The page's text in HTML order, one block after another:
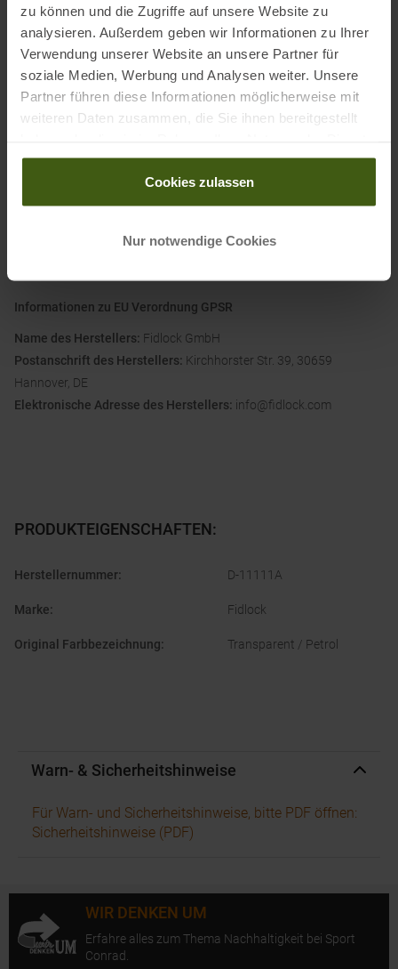
zu können und die Zugriffe auf unsere Website zu
analysieren. Außerdem geben wir Informationen zu Ihrer
Verwendung unserer Website an unsere Partner für
soziale Medien, Werbung und Analysen weiter. Unsere
Partner führen diese Informationen möglicherweise mit
weiteren Daten zusammen, die Sie ihnen bereitgestellt
gesammelt haben.
Cookies zulassen
Nur notwendige Cookies
und staubdichte Tasche voll und ganz verlassen.
Details:
• Magnetisch selbstschließender Verschluss
• 100 % wasser- und sanddicht
Maße Tasche innen: 110 × 180 mm
Informationen zu EU Verordnung GPSR
Name des Herstellers: Fidlock GmbH
Postanschrift des Herstellers: Kirchhorster Str. 39, 30659
Hannover, DE
Elektronische Adresse des Herstellers: info@fidlock.com
PRODUKTEIGENSCHAFTEN:
Herstellernummer: D-11111A
Marke: Fidlock
Original Farbbezeichnung: Transparent / Petrol
Warn- & Sicherheitshinweise
Für Warn- und Sicherheitshinweise, bitte PDF öffnen:
Sicherheitshinweise (PDF)
WIR DENKEN UM
Erfahre alles zum Thema Nachhaltigkeit bei Sport
Conrad.